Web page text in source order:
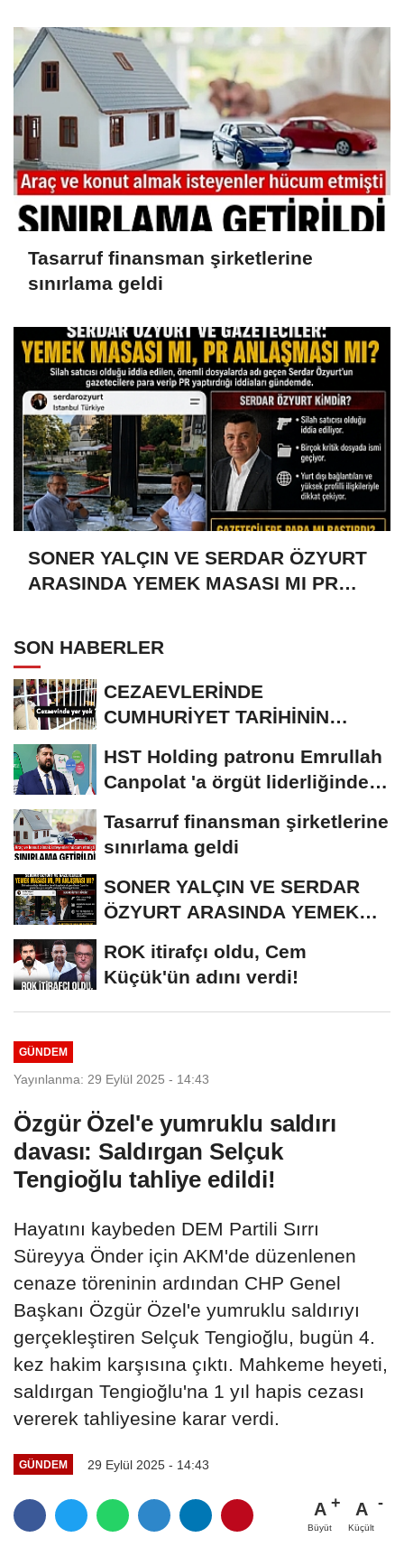
malvarlığına el konuldu
Tasarruf finansman şirketlerine
sınırlama geldi
SONER YALÇIN VE SERDAR ÖZYURT
ARASINDA YEMEK MASASI MI PR
SON HABERLER
CEZAEVLERİNDE
CUMHURİYET TARİHİNİN
KİŞİ...
HST Holding patronu Emrullah
Canpolat 'a örgüt liderliğinden
Tasarruf finansman şirketlerine
sınırlama geldi
SONER YALÇIN VE SERDAR
ÖZYURT ARASINDA YEMEK
ROK itirafçı oldu, Cem
Küçük'ün adını verdi!
GÜNDEM
Yayınlanma: 29 Eylül 2025 - 14:43
Özgür Özel'e yumruklu saldırı
davası: Saldırgan Selçuk
Tengioğlu tahliye edildi!
Hayatını kaybeden DEM Partili Sırrı
Süreyya Önder için AKM'de düzenlenen
cenaze töreninin ardından CHP Genel
Başkanı Özgür Özel'e yumruklu saldırıyı
gerçekleştiren Selçuk Tengioğlu, bugün 4.
kez hakim karşısına çıktı. Mahkeme heyeti,
saldırgan Tengioğlu'na 1 yıl hapis cezası
vererek tahliyesine karar verdi.
GÜNDEM 29 Eylül 2025 - 14:43
A
Büyüt
A
Küçült